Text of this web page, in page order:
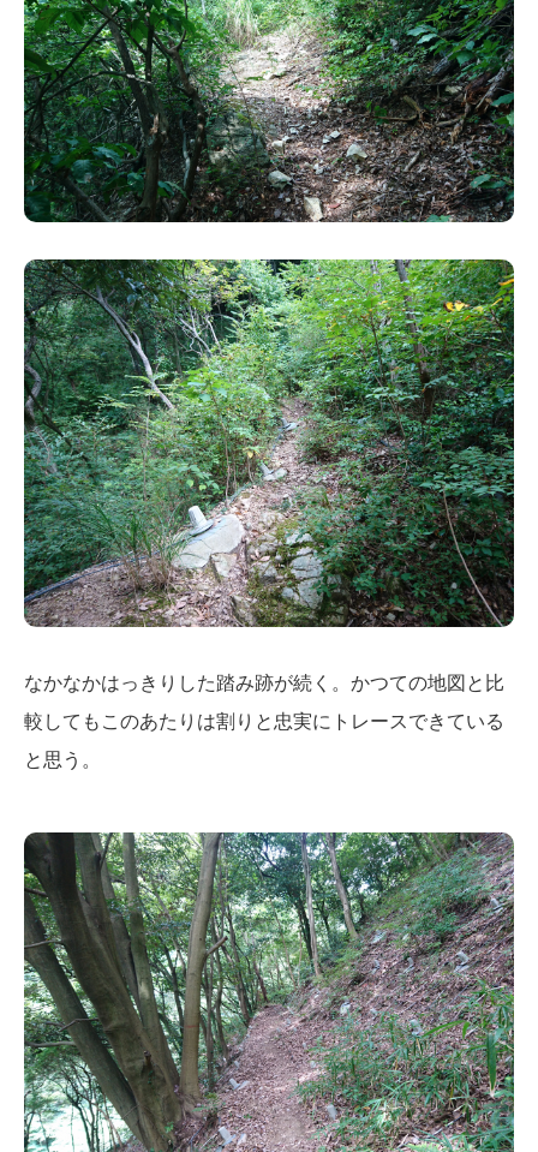
なかなかはっきりした踏み跡が続く。かつての地図と比
較してもこのあたりは割りと忠実にトレースできている
と思う。